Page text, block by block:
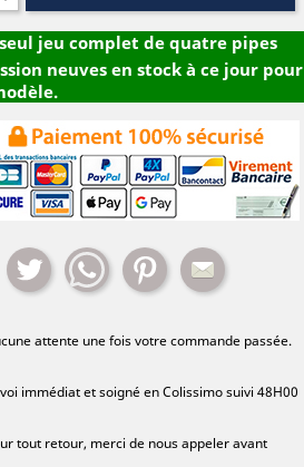
jeu complet de quatre pipes
neuves en stock à ce jour pour
Tweet WhatsappPinterestMail
attente une fois votre commande passée.
immédiat et soigné en Colissimo suivi 48H00
tout retour, merci de nous appeler avant